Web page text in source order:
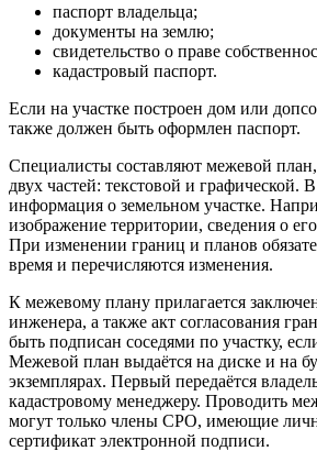
паспорт владельца;
документы на землю;
свидетельство о праве
кадастровый паспорт.
Если на участке построен дом или
также должен быть оформлен паспорт.
Специалисты составляют межевой
двух частей: текстовой и графической.
информация о земельном участке.
изображение территории, сведения о
При изменении границ и планов
время и перечисляются изменения.
К межевому плану прилагается
инженера, а также акт согласования
быть подписан соседями по участку,
Межевой план выдаётся на диске и на
экземплярах. Первый передаётся
кадастровому менеджеру. Проводить
могут только члены СРО, имеющие
сертификат электронной подписи.